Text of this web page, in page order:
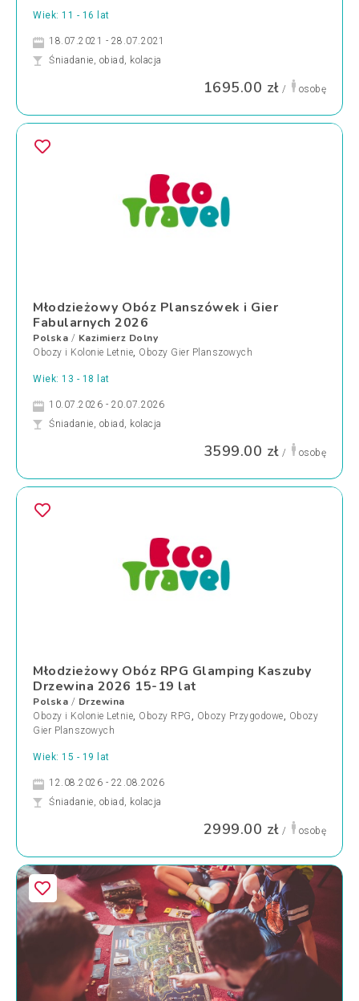
Wiek: 11 - 16 lat
18.07.2021 - 28.07.2021
Śniadanie, obiad, kolacja
1695.00 zł / osobę
Młodzieżowy Obóz Planszówek i Gier
Fabularnych 2026
Polska / Kazimierz Dolny
Obozy i Kolonie Letnie, Obozy Gier Planszowych
Wiek: 13 - 18 lat
10.07.2026 - 20.07.2026
Śniadanie, obiad, kolacja
3599.00 zł / osobę
Młodzieżowy Obóz RPG Glamping Kaszuby
Drzewina 2026 15-19 lat
Polska / Drzewina
Obozy i Kolonie Letnie, Obozy RPG , Obozy Przygodowe, Obozy
Gier Planszowych
Wiek: 15 - 19 lat
12.08.2026 - 22.08.2026
Śniadanie, obiad, kolacja
2999.00 zł / osobę